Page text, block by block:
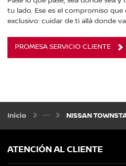
tu lado. Ese es el compromiso
exclusivo: cuidar de ti allá donde
PROMESA SERVICIO CLIENTE
Inicio NISSAN
ATENCIÓN AL CLIENTE